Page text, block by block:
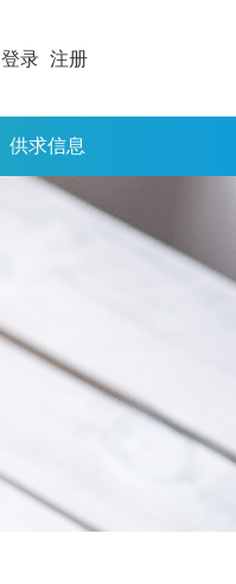
供求信息
供求信息
登录 注册